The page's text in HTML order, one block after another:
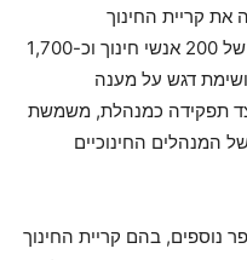
את קריית החינוך
השש-שנתית "העמית", והובילה צוות של 200 אנשי חינוך וכ-1,700
ושימת דגש על מענה
תפקידה כמנהלת, משמשת
המנהלים החינוכיים
נוספים, בהם קריית החינוך